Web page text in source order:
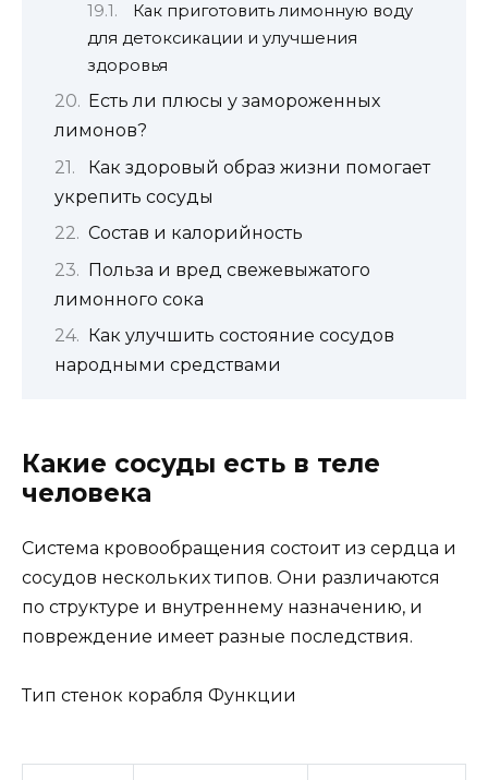
Как приготовить лимонную воду
для детоксикации и улучшения
здоровья
Есть ли плюсы у замороженных
лимонов?
Как здоровый образ жизни помогает
укрепить сосуды
Состав и калорийность
Польза и вред свежевыжатого
лимонного сока
Как улучшить состояние сосудов
народными средствами
Какие сосуды есть в теле
человека
Система кровообращения состоит из сердца и
сосудов нескольких типов. Они различаются
по структуре и внутреннему назначению, и
повреждение имеет разные последствия.
Тип стенок корабля Функции